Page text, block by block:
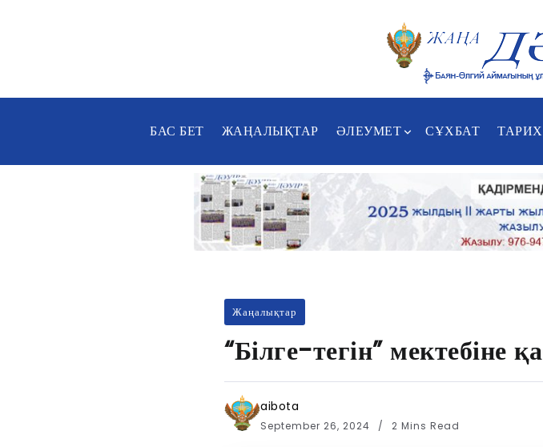
БАС БЕТ ЖАҢАЛЫҚТАР ӘЛЕУМЕТ СҰХБАТ
Жаңалықтар
“Білге-тегін” мектебіне
aibota
September 26, 2024 2 Mins Read